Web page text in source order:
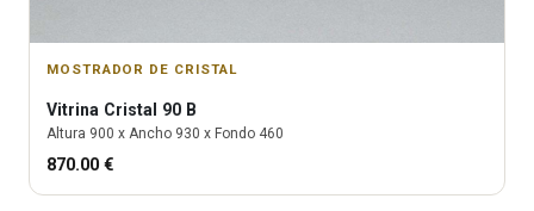
MOSTRADOR DE CRISTAL
Vitrina Cristal 90 B
Altura 900 x Ancho 930 x Fondo 460
870.00 €